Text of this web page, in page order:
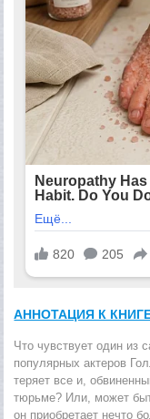
АННОТАЦИЯ К
Что чувствует один из
популярных актеров
теряет все и,
тюрьме? Или, может
он приобретает нечто